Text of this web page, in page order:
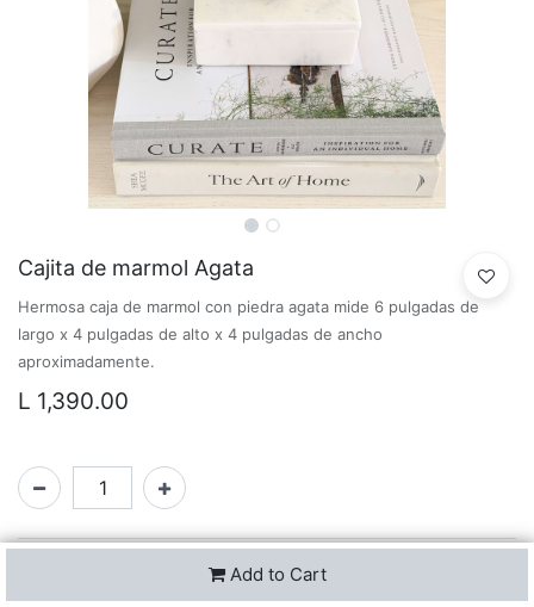
Cajita de marmol Agata
Hermosa caja de marmol con piedra agata mide 6 pulgadas de
largo x 4 pulgadas de alto x 4 pulgadas de ancho
aproximadamente.
L 1,390.00
Add to Cart